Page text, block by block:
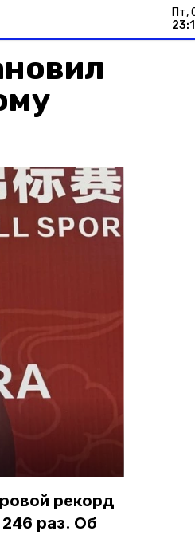
пт,
рекорд
раз. Об